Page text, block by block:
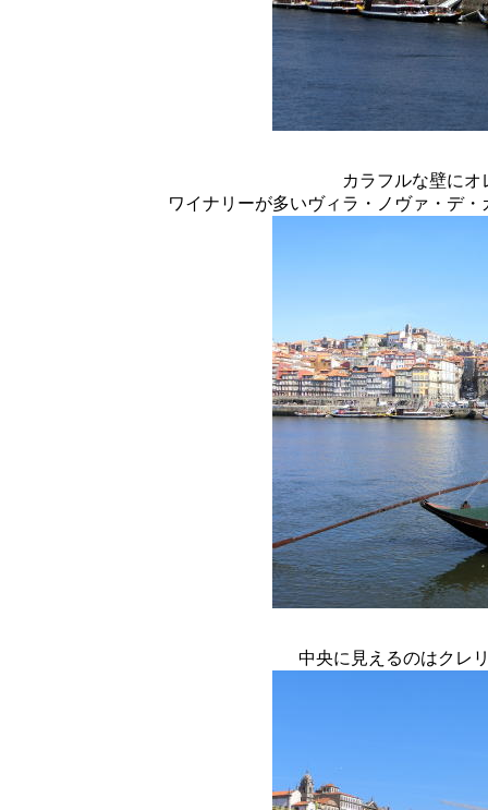
カラフルな壁に
ワイナリーが多いヴィラ・ノヴァ・デ
中央に見えるのはクレ